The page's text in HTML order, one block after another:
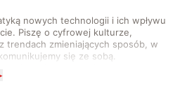
nowych technologii i ich wpływu
Piszę o cyfrowej kulturze,
trendach zmieniających sposób, w
się ze sobą.
mnie relacja między rozwojem
popkulturą. W wolnych